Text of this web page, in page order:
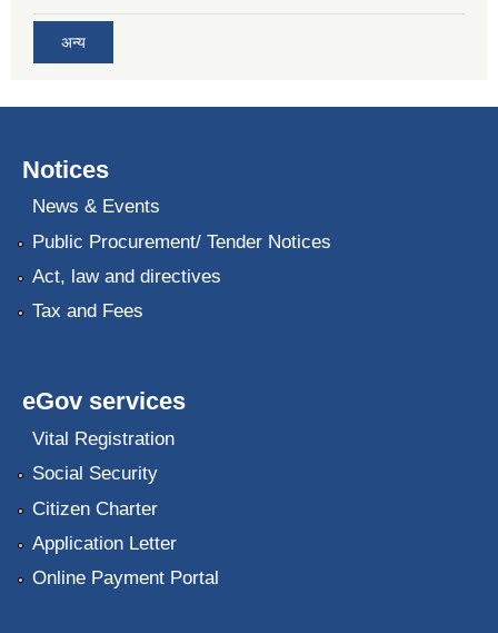
अन्य
Notices
News & Events
Public Procurement/ Tender Notices
Act, law and directives
Tax and Fees
eGov services
Vital Registration
Social Security
Citizen Charter
Application Letter
Online Payment Portal